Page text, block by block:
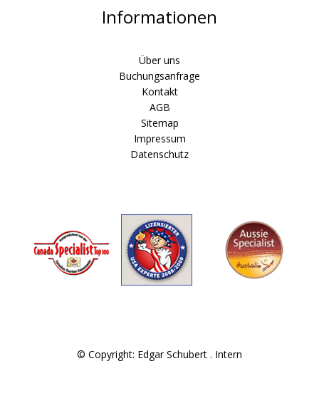
Informationen
Über uns
Buchungsanfrage
Kontakt
AGB
Sitemap
Impressum
Datenschutz
© Copyright: Edgar Schubert . Intern